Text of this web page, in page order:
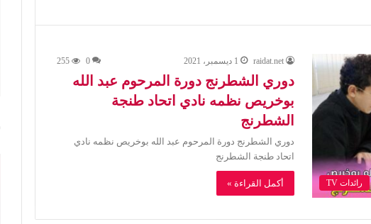
رائدات TV
raidat.net 1 ديسمبر، 2021 0
255
دوري الشطرنج دورة المرحوم عبد الله
بوخريص نظمه نادي اتحاد طنجة
الشطرنج
دوري الشطرنج دورة المرحوم عبد الله بوخريص نظمه نادي
اتحاد طنجة الشطرنج
أكمل القراءة »